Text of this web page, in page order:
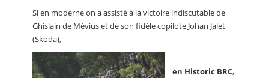
Si en moderne on a assisté à la victoire indiscutable de
Ghislain de Mévius et de son fidèle copilote Johan Jalet
(Skoda),
en Historic BRC,